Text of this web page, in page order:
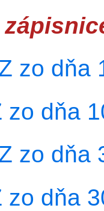
zo dňa
zo dňa
zo dňa
zo dňa